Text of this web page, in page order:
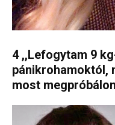
4 ,,Lefogytam 9
pánikrohamoktól,
most